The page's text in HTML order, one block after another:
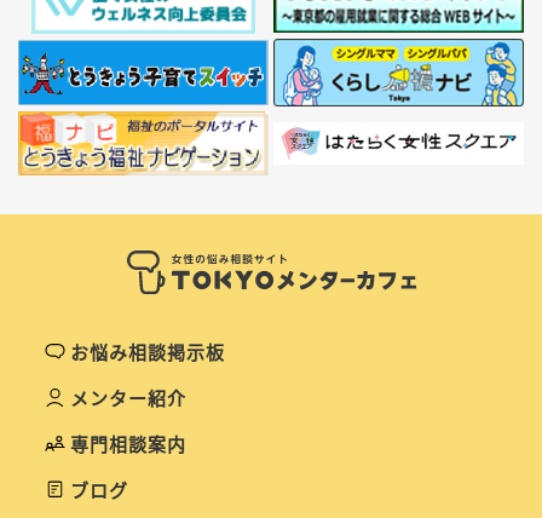
お悩み相談掲示板
メンター紹介
専門相談案内
ブログ